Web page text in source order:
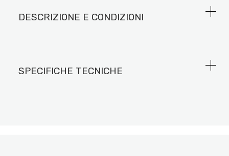
DESCRIZIONE E CONDIZIONI
SPECIFICHE TECNICHE